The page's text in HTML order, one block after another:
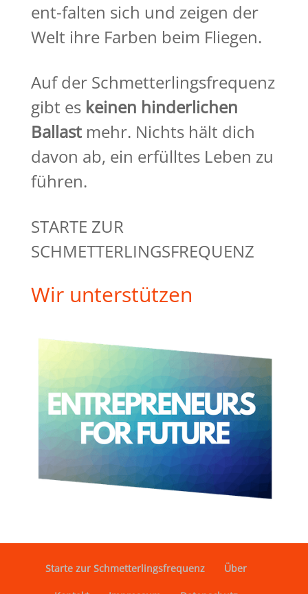
ent-falten sich und zeigen der
Welt ihre Farben beim Fliegen.
Auf der Schmetterlingsfrequenz
gibt es keinen hinderlichen
Ballastmehr. Nichts hält dich
davon ab, ein erfülltes Leben zu
führen.
STARTE ZUR
SCHMETTERLINGSFREQUENZ
Wir unterstützen
Starte zur Schmetterlingsfrequenz Über